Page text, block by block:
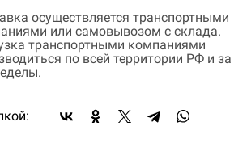
осуществляется транспортными
или самовывозом с склада.
транспортными компаниями
по всей территории РФ и за